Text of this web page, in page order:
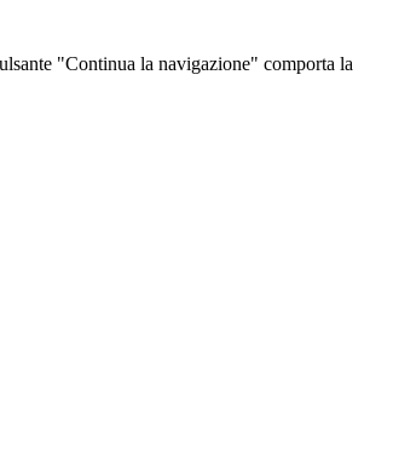
"Continua la navigazione" comporta la